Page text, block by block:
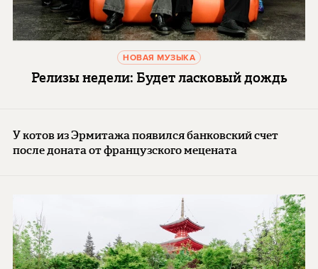
НОВАЯ МУЗЫКА
Релизы недели: Будет ласковый дождь
У котов из Эрмитажа появился банковский счет
после доната от французского мецената